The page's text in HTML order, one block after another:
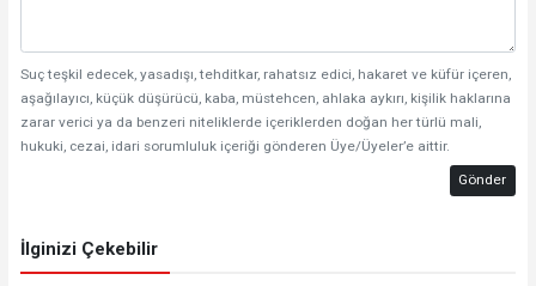
Suç teşkil edecek, yasadışı, tehditkar, rahatsız edici, hakaret ve küfür içeren,
aşağılayıcı, küçük düşürücü, kaba, müstehcen, ahlaka aykırı, kişilik haklarına
zarar verici ya da benzeri niteliklerde içeriklerden doğan her türlü mali,
hukuki, cezai, idari sorumluluk içeriği gönderen Üye/Üyeler’e aittir.
Gönder
İlginizi Çekebilir